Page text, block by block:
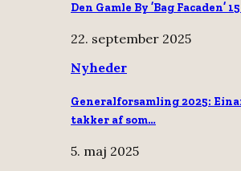
Den Gamle By ’Bag Facaden’
22. september 2025
Nyheder
Generalforsamling 2025:
takker af som…
5. maj 2025